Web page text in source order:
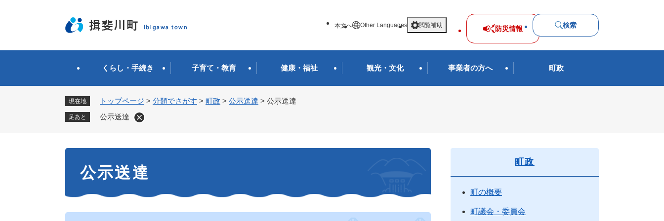
先
す
本文へ Other Languages 閲覧補助 防災情報 検索
くらし・手続き 子育て・教育 健康・福祉 観光・文化 事業者の方へ 町政
現在地 トップページ > 分類でさがす > 町政 > 公示送達 > 公示送達
足あと 公示送達
公示送達
町政
町の概要
町議会・委員会